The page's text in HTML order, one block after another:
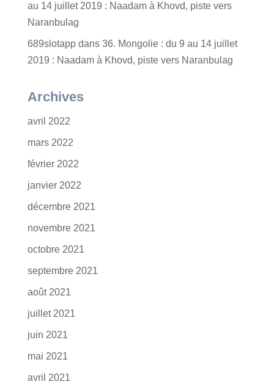
au 14 juillet 2019 : Naadam à Khovd, piste vers
Naranbulag
689slotappdans 36. Mongolie : du 9 au 14 juillet
2019 : Naadam à Khovd, piste vers Naranbulag
Archives
avril 2022
mars 2022
février 2022
janvier 2022
décembre 2021
novembre 2021
octobre 2021
septembre 2021
août 2021
juillet 2021
juin 2021
mai 2021
avril 2021